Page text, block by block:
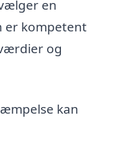
en
er kompetent
og
kan